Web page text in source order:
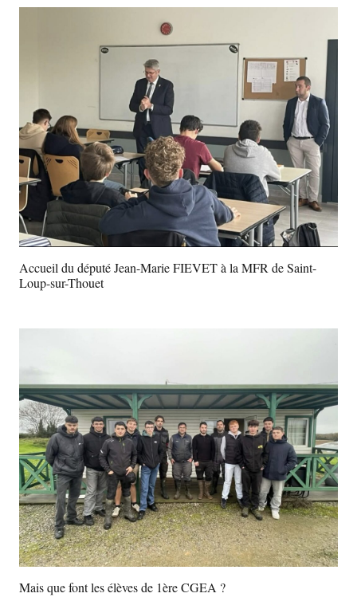
Accueil du député Jean-Marie FIEVET à la MFR de Saint-
Loup-sur-Thouet
Mais que font les élèves de 1ère CGEA ?